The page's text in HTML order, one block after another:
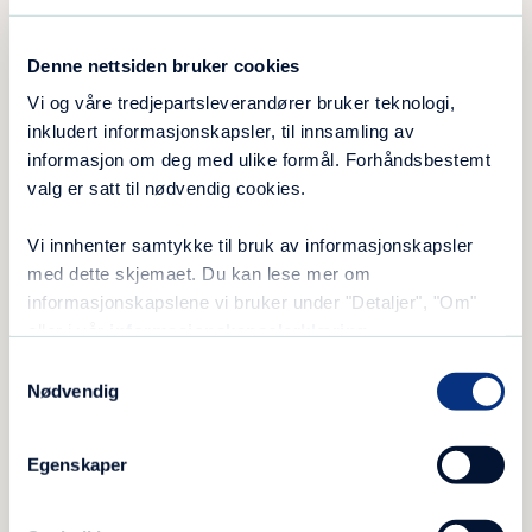
Denne nettsiden bruker cookies
Vi og våre tredjepartsleverandører bruker teknologi,
inkludert informasjonskapsler, til innsamling av
informasjon om deg med ulike formål. Forhåndsbestemt
valg er satt til nødvendig cookies.
Vi innhenter samtykke til bruk av informasjonskapsler
med dette skjemaet. Du kan lese mer om
informasjonskapslene vi bruker under "Detaljer", "Om"
Nødvendig
Egenskaper
behandling hos oss.
Avbestilling av time/ ikke møter
oppsatt tid, kan det være mulig at vi ikke får
gitt deg en ny timen innen den fristen som er
satt. Dersom du avbestiller flere ganger eller
ikke møter, vil det bli gjort en vurdering om du
skal strykes fra ventelistene.
Transport ( pasientreiser)